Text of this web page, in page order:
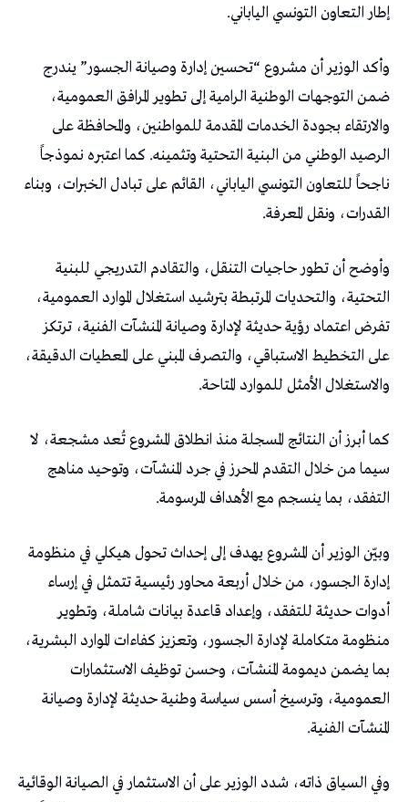
إطار التعاون التونسي الياباني.
وأكد الوزير أن مشروع “تحسين إدارة وصيانة الجسور” يندرج
ضمن التوجهات الوطنية الرامية إلى تطوير المرافق العمومية،
والارتقاء بجودة الخدمات المقدمة للمواطنين، والمحافظة على
الرصيد الوطني من البنية التحتية وتثمينه. كما اعتبره نموذجاً
ناجحاً للتعاون التونسي الياباني، القائم على تبادل الخبرات، وبناء
القدرات، ونقل المعرفة.
وأوضح أن تطور حاجيات التنقل، والتقادم التدريجي للبنية
التحتية، والتحديات المرتبطة بترشيد استغلال الموارد العمومية،
تفرض اعتماد رؤية حديثة لإدارة وصيانة المنشآت الفنية، ترتكز
على التخطيط الاستباقي، والتصرف المبني على المعطيات الدقيقة،
والاستغلال الأمثل للموارد المتاحة.
كما أبرز أن النتائج المسجلة منذ انطلاق المشروع تُعد مشجعة، لا
سيما من خلال التقدم المحرز في جرد المنشآت، وتوحيد مناهج
التفقد، بما ينسجم مع الأهداف المرسومة.
وبيّن الوزير أن المشروع يهدف إلى إحداث تحول هيكلي في منظومة
إدارة الجسور، من خلال أربعة محاور رئيسية تتمثل في إرساء
أدوات حديثة للتفقد، وإعداد قاعدة بيانات شاملة، وتطوير
منظومة متكاملة لإدارة الجسور، وتعزيز كفاءات الموارد البشرية،
بما يضمن ديمومة المنشآت، وحسن توظيف الاستثمارات
العمومية، وترسيخ أسس سياسة وطنية حديثة لإدارة وصيانة
المنشآت الفنية.
وفي السياق ذاته، شدد الوزير على أن الاستثمار في الصيانة الوقائية